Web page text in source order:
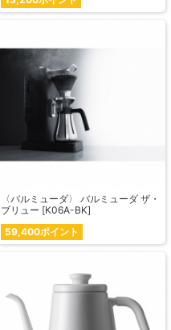
〈バルミューダ〉 バルミューダ ザ・
ブリュー [K06A-BK]
59,400ポイント